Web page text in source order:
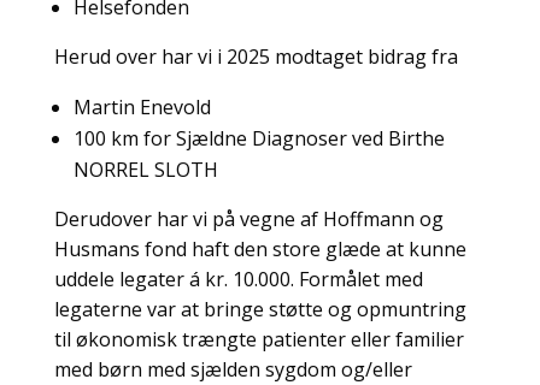
Helsefonden
Herud over har vi i 2025 modtaget bidrag fra
Martin Enevold
100 km for Sjældne Diagnoser ved Birthe
NORREL SLOTH
Derudover har vi på vegne af Hoffmann og
Husmans fond haft den store glæde at kunne
uddele legater á kr. 10.000. Formålet med
legaterne var at bringe støtte og opmuntring
til økonomisk trængte patienter eller familier
med børn med sjælden sygdom og/eller